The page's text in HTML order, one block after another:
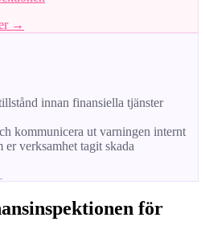
→
innan finansiella tjänster
kommunicera ut varningen internt
verksamhet tagit skada
för